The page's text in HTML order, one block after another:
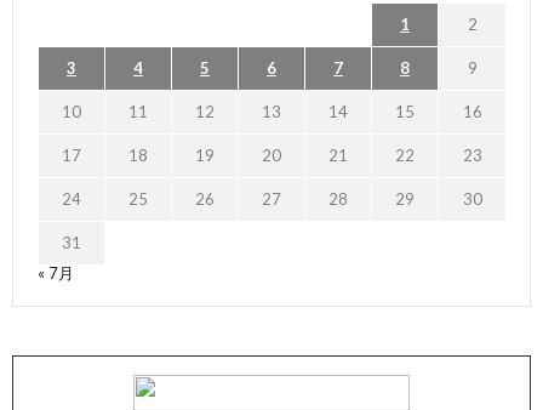
1 2
3 4 5 6 7 8 9
10 11 12 13 14 15 16
17 18 19 20 21 22 23
24 25 26 27 28 29 30
31
« 7月